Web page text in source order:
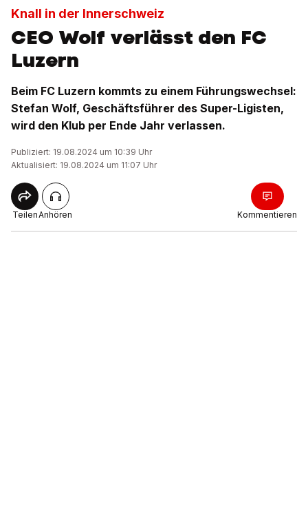
Knall in der Innerschweiz
CEO Wolf verlässt den FC
Luzern
Beim FC Luzern kommts zu einem Führungswechsel:
Stefan Wolf, Geschäftsführer des Super-Ligisten,
wird den Klub per Ende Jahr verlassen.
Publiziert: 19.08.2024 um 10:39 Uhr
Aktualisiert: 19.08.2024 um 11:07 Uhr
TeilenAnhören Kommentieren